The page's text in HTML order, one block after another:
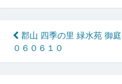
投
稿
郡山 四季の里 緑水苑 御
０６０６１０